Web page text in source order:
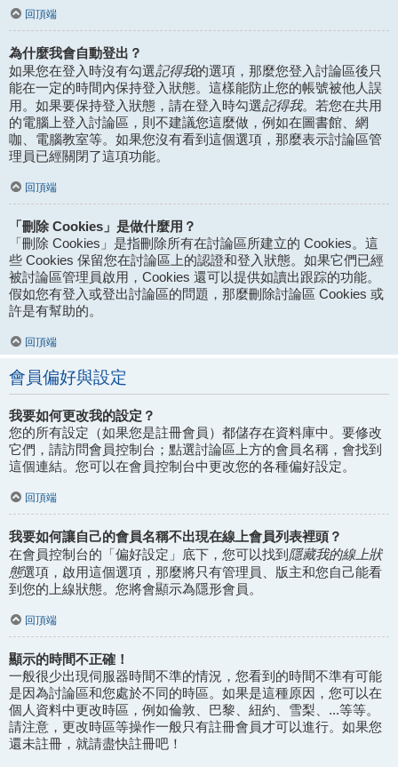
回頂端
為什麼我會自動登出？
如果您在登入時沒有勾選記得我的選項，那麼您登入討論區後只
能在一定的時間內保持登入狀態。這樣能防止您的帳號被他人誤
用。如果要保持登入狀態，請在登入時勾選記得我。若您在共用
的電腦上登入討論區，則不建議您這麼做，例如在圖書館、網
咖、電腦教室等。如果您沒有看到這個選項，那麼表示討論區管
理員已經關閉了這項功能。
回頂端
「刪除 Cookies」是做什麼用？
「刪除 Cookies」是指刪除所有在討論區所建立的 Cookies。這
些 Cookies 保留您在討論區上的認證和登入狀態。如果它們已經
被討論區管理員啟用，Cookies 還可以提供如讀出跟踪的功能。
假如您有登入或登出討論區的問題，那麼刪除討論區 Cookies 或
許是有幫助的。
回頂端
會員偏好與設定
我要如何更改我的設定？
您的所有設定（如果您是註冊會員）都儲存在資料庫中。要修改
它們，請訪問會員控制台；點選討論區上方的會員名稱，會找到
這個連結。您可以在會員控制台中更改您的各種偏好設定。
回頂端
我要如何讓自己的會員名稱不出現在線上會員列表裡頭？
在會員控制台的「偏好設定」底下，您可以找到 隱藏我的線上狀
態選項，啟用這個選項，那麼將只有管理員、版主和您自己能看
到您的上線狀態。您將會顯示為隱形會員。
回頂端
顯示的時間不正確！
一般很少出現伺服器時間不準的情況，您看到的時間不準有可能
是因為討論區和您處於不同的時區。如果是這種原因，您可以在
個人資料中更改時區，例如倫敦、巴黎、紐約、雪梨、...等等。
請注意，更改時區等操作一般只有註冊會員才可以進行。如果您
還未註冊，就請盡快註冊吧！